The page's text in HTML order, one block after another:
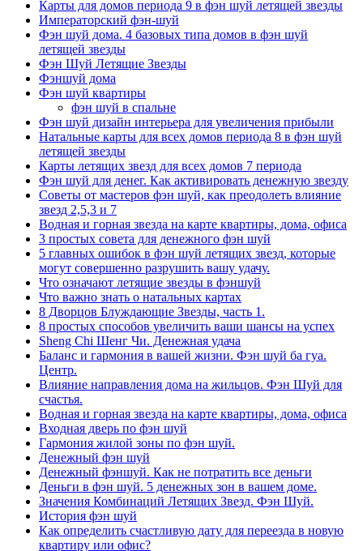
Карты для домов периода 9 в фэн шуй летящей звезды
Императорский фэн-шуй
Фэн шуй дома. 4 базовых типа домов в фэн шуй
летящей звезды
Фэн Шуй Летящие Звезды
Фэншуй дома
Фэн шуй квартиры
фэн шуй в спальне
Фэн шуй дизайн интерьера для увеличения прибыли
Натальные карты для всех домов периода 8 в фэн шуй
летящей звезды
Карты летящих звезд для всех домов 7 периода
Фэн шуй для денег. Как активировать денежную звезду
Советы от мастеров фэн шуй, как преодолеть влияние
звезд 2,5,3 и 7
Водная и горная звезда на карте квартиры, дома, офиса
3 простых совета для денежного фэн шуй
5 главных ошибок в фэн шуй летящих звезд, которые
могут совершенно разрушить вашу удачу.
Что означают летящие звезды в фэншуй
Что важно знать о натальных картах
8 Дворцов Блуждающие Звезды, часть 1.
8 простых способов увеличить ваши шансы на успех
Sheng Chi Шенг Чи. Денежная удача
Баланс и гармония в вашей жизни. Фэн шуй ба гуа.
Центр.
Влияние направления дома на жильцов. Фэн Шуй для
счастья.
Водная и горная звезда на карте квартиры, дома, офиса
Входная дверь по фэн шуй
Гармония жилой зоны по фэн шуй.
Денежный фэн шуй
Денежный фэншуй. Как не потратить все деньги
Деньги в фэн шуй. 5 денежных зон в вашем доме.
Значения Комбинаций Летящих Звезд. Фэн Шуй.
История фэн шуй
Как определить счастливую дату для переезда в новую
квартиру или офис?